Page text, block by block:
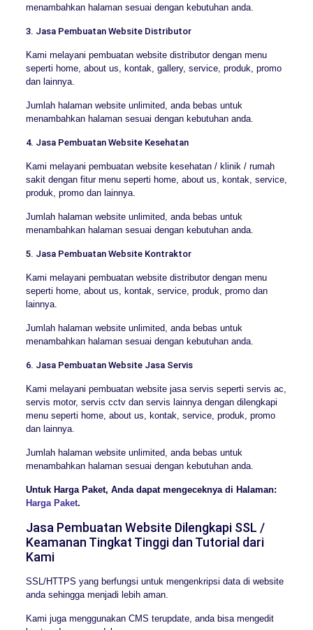
menambahkan halaman sesuai dengan kebutuhan anda.
3. Jasa Pembuatan Website Distributor
Kami melayani pembuatan website distributor dengan menu
seperti home, about us, kontak, gallery, service, produk, promo
dan lainnya.
Jumlah halaman website unlimited, anda bebas untuk
menambahkan halaman sesuai dengan kebutuhan anda.
4. Jasa Pembuatan Website Kesehatan
Kami melayani pembuatan website kesehatan / klinik / rumah
sakit dengan fitur menu seperti home, about us, kontak, service,
produk, promo dan lainnya.
Jumlah halaman website unlimited, anda bebas untuk
menambahkan halaman sesuai dengan kebutuhan anda.
5. Jasa Pembuatan Website Kontraktor
Kami melayani pembuatan website distributor dengan menu
seperti home, about us, kontak, service, produk, promo dan
lainnya.
Jumlah halaman website unlimited, anda bebas untuk
menambahkan halaman sesuai dengan kebutuhan anda.
6. Jasa Pembuatan Website Jasa Servis
Kami melayani pembuatan website jasa servis seperti servis ac,
servis motor, servis cctv dan servis lainnya dengan dilengkapi
menu seperti home, about us, kontak, service, produk, promo
dan lainnya.
Jumlah halaman website unlimited, anda bebas untuk
menambahkan halaman sesuai dengan kebutuhan anda.
Untuk Harga Paket, Anda dapat mengeceknya di Halaman:
Harga Paket.
Jasa Pembuatan Website Dilengkapi SSL /
Keamanan Tingkat Tinggi dan Tutorial dari
Kami
SSL/HTTPS yang berfungsi untuk mengenkripsi data di website
anda sehingga menjadi lebih aman.
Kami juga menggunakan CMS terupdate, anda bisa mengedit